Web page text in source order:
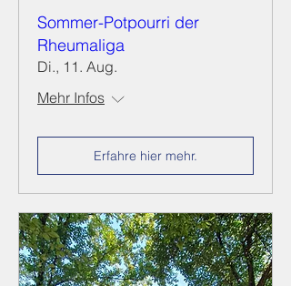
Sommer-Potpourri der
Rheumaliga
Di., 11. Aug.
Mehr Infos
Erfahre hier mehr.